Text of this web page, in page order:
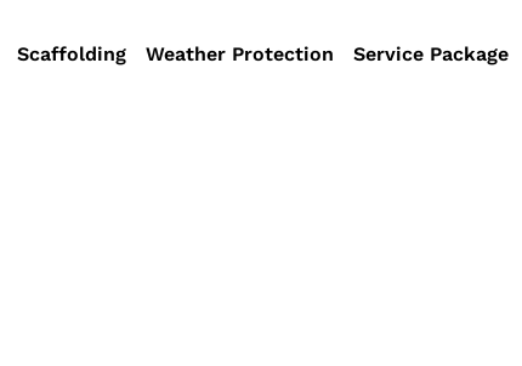
Scaffolding Weather Protection Service Package